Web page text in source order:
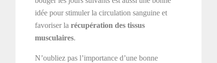
idée pour stimuler la circulation sanguine et
favoriser larécupération des tissus
musculaires.
N’oubliez pas l’importance d’une bonne